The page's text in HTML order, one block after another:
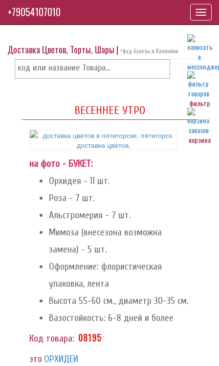
фильтр
корзина
Доставка Цветов, Торты, Шары | +фуд букеты и Капкейки
ВЕСЕННЕЕ УТРО
на фото - БУКЕТ:
Орхидея - 11 шт.
Роза - 7 шт.
Альстромерия - 7 шт.
Мимоза (внесезона возможна
замена) - 5 шт.
Оформление: флористическая
упаковка, лента
Высота 55-60 см., диаметр 30-35 см.
Вазостойкость: 6-8 дней и более
Код товара: 08195
это ОРХИДЕИ
+79054107010